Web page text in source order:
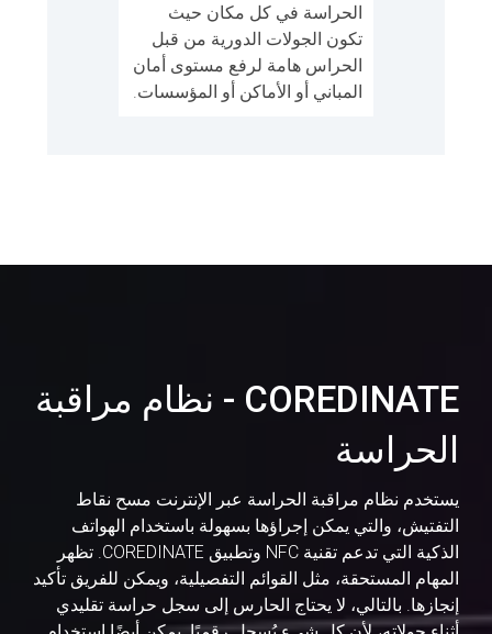
الحراسة في كل مكان حيث
تكون الجولات الدورية من قبل
الحراس هامة لرفع مستوى أمان
المباني أو الأماكن أو المؤسسات.
COREDINATE - نظام مراقبة
الحراسة
يستخدم نظام مراقبة الحراسة عبر الإنترنت مسح نقاط
التفتيش، والتي يمكن إجراؤها بسهولة باستخدام الهواتف
الذكية التي تدعم تقنية NFC وتطبيق COREDINATE. تظهر
المهام المستحقة، مثل القوائم التفصيلية، ويمكن للفريق تأكيد
إنجازها. بالتالي، لا يحتاج الحارس إلى سجل حراسة تقليدي